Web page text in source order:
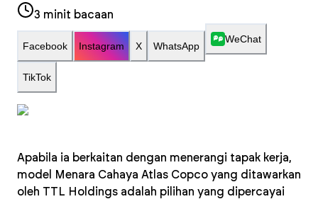
3 minit bacaan
Facebook Instagram X WhatsApp
WeChat
TikTok
Apabila ia berkaitan dengan menerangi tapak kerja,
model Menara Cahaya Atlas Copco yang ditawarkan
oleh TTL Holdings adalah pilihan yang dipercayai